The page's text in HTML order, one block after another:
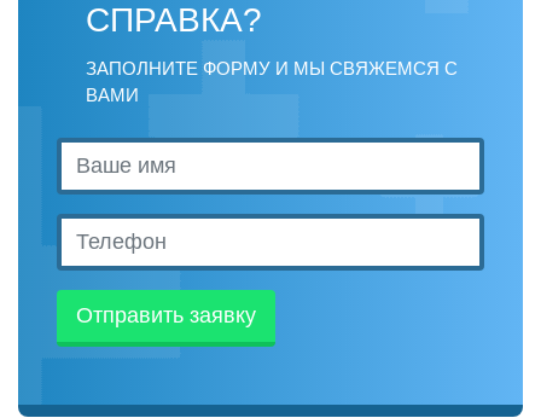
СПРАВКА?
ЗАПОЛНИТЕ ФОРМУ И МЫ СВЯЖЕМСЯ С
ВАМИ
Отправить заявку